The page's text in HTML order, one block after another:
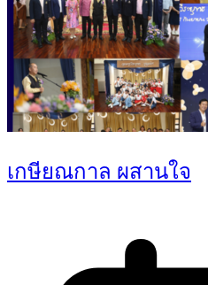
เกษียณกาล ผสานใจ